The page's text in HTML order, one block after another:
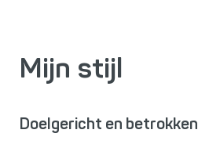
Mijn stijl
Doelgericht en betrokken